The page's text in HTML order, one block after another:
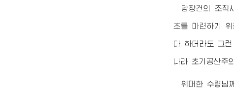
당창건의 조직
초를 마련하기
다 하더라도 그
나라 초기공산주
위대한 수령님